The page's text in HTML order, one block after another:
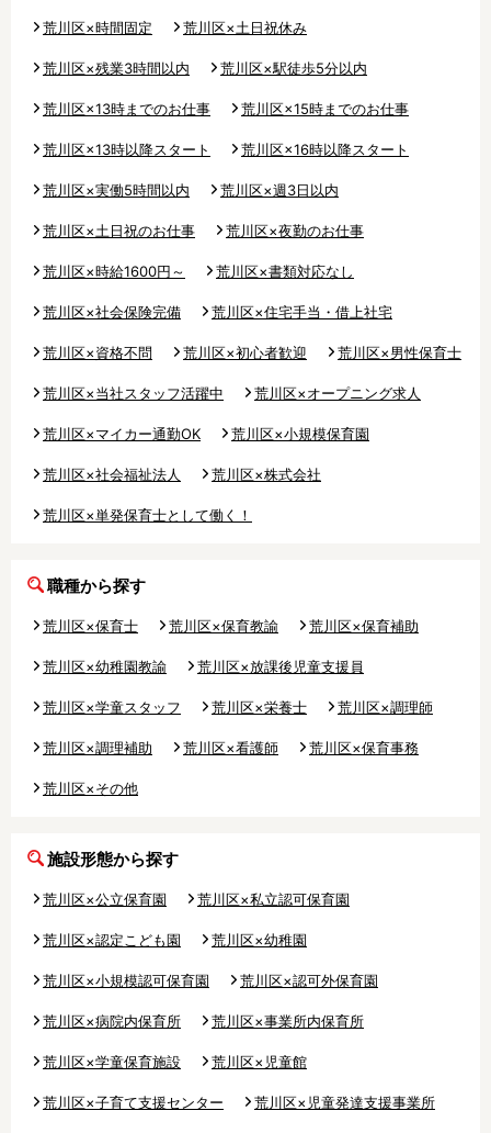
荒川区×時間固定 荒川区×土日祝休み
荒川区×残業3時間以内 荒川区×駅徒歩5分以内
荒川区×13時までのお仕事 荒川区×15時までのお仕事
荒川区×13時以降スタート 荒川区×16時以降スタート
荒川区×実働5時間以内 荒川区×週3日以内
荒川区×土日祝のお仕事 荒川区×夜勤のお仕事
荒川区×時給1600円～ 荒川区×書類対応なし
荒川区×社会保険完備 荒川区×住宅手当・借上社宅
荒川区×資格不問 荒川区×初心者歓迎 荒川区×男性保育士
荒川区×当社スタッフ活躍中 荒川区×オープニング求人
荒川区×マイカー通勤OK 荒川区×小規模保育園
荒川区×社会福祉法人 荒川区×株式会社
荒川区×単発保育士として働く！
職種から探す
荒川区×保育士 荒川区×保育教諭 荒川区×保育補助
荒川区×幼稚園教諭 荒川区×放課後児童支援員
荒川区×学童スタッフ 荒川区×栄養士 荒川区×調理師
荒川区×調理補助 荒川区×看護師 荒川区×保育事務
荒川区×その他
施設形態から探す
荒川区×公立保育園 荒川区×私立認可保育園
荒川区×認定こども園 荒川区×幼稚園
荒川区×小規模認可保育園 荒川区×認可外保育園
荒川区×病院内保育所 荒川区×事業所内保育所
荒川区×学童保育施設 荒川区×児童館
荒川区×子育て支援センター 荒川区×児童発達支援事業所
東京23区内で絞り込む
東京23区内 千代田区 中央区
港区 文京区 新宿区
渋谷区 台東区 墨田区
中野区 杉並区 練馬区
豊島区 北区 板橋区
その他の地域で絞り込む
青梅市
小金井市 国分寺市 小平市
福生市
武蔵野市 武蔵村山市 西多摩郡